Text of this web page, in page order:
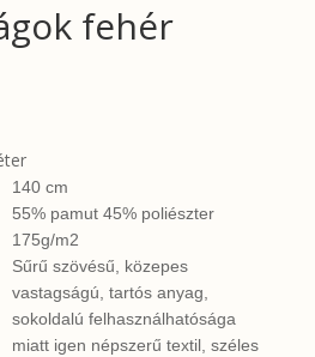
fehér
140 cm
55% pamut 45% poliészter
175g/m2
Sűrű szövésű, közepes
vastagságú, tartós anyag,
sokoldalú felhasználhatósága
miatt igen népszerű textil, széles